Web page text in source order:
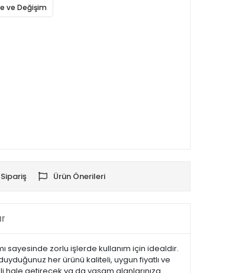
ve Değişim
Ürün Önerileri
sayesinde zorlu işlerde kullanım için idealdir.
her ürünü kaliteli, uygun fiyatlı ve